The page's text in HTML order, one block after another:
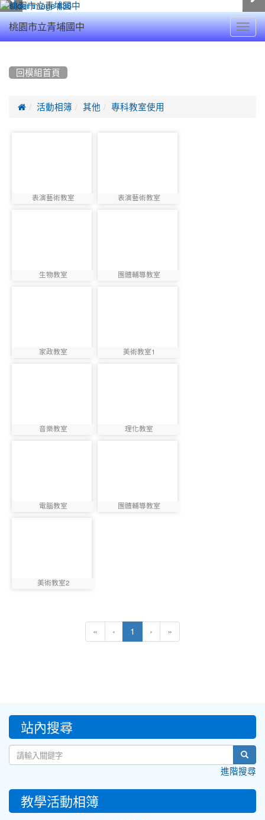
桃園市立青埔國中
回模組首頁
 活動相簿 其他 專科教室使用
表演藝術教室
photo:2950 表演藝術教室
photo:2951
生物教室
photo:2952 團體輔導教室
photo:2953
家政教室
photo:2954 美術教室1
photo:2955
音樂教室
photo:2956 理化教室
photo:2957
電腦教室
photo:2958 團體輔導教室
photo:2959
美術教室2
photo:2960
« ‹ 1 (current)
› »
::: 站內搜尋
進階搜尋
教學活動相簿